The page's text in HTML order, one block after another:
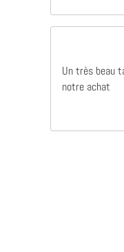
Un très beau
notre achat